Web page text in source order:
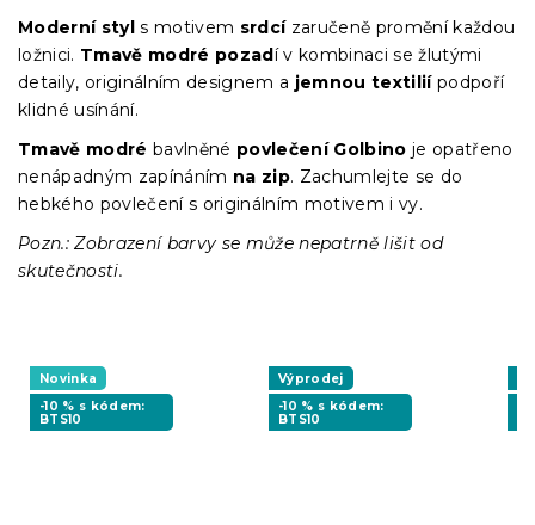
Moderní styl s motivem srdcízaručeně promění každou
ložnici. Tmavě modré pozadí v kombinaci se žlutými
detaily, originálním designem a jemnou textiliípodpoří
klidné usínání.
Tmavě modré bavlněné povlečení Golbino je opatřeno
nenápadným zapínáním na zip. Zachumlejte se do
hebkého povlečení s originálním motivem i vy.
Pozn.: Zobrazení barvy se může nepatrně lišit od
skutečnosti.
Novinka
-10 % s kódem:
BTS10
Výprodej
-10 % s kódem:
BTS10